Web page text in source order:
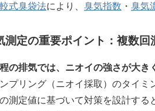
式臭袋法により、 臭気指数 ・ 臭気
測定の重要ポイント：複数回
の排気では、ニオイの強さが大き
プリング（ニオイ採取）のタイミ
測定値に基づいて対策を設計する